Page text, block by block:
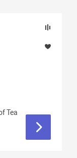
Tea